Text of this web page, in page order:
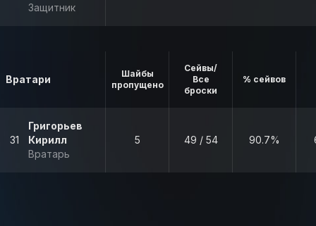
Защитник
Вратари
Шайбы
пропущено
Сейвы/
Все
броски
% сейвов
31
Григорьев
Кирилл
Вратарь
5 49 / 54 90.7%